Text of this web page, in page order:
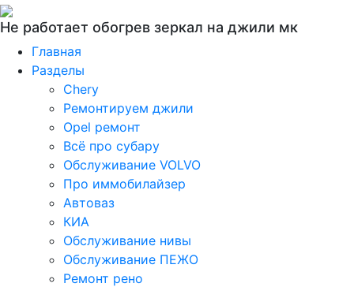
Не работает обогрев зеркал на джили мк
Главная
Разделы
Chery
Ремонтируем джили
Opel ремонт
Всё про субару
Обслуживание VOLVO
Про иммобилайзер
Автоваз
КИА
Обслуживание нивы
Обслуживание ПЕЖО
Ремонт рено